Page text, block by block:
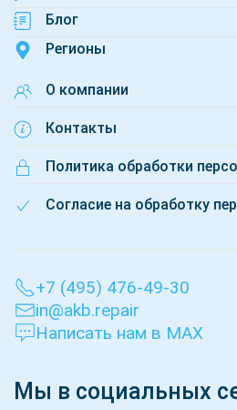
Блог
Регионы
О компании
Контакты
Политика обработки
Согласие на обработку
+7 (495) 476-49-30
in@akb.repair
Написать нам в MAX
Мы в социальных